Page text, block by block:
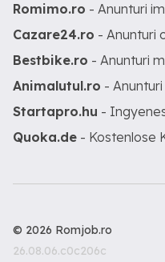
Romimo.ro - Anunturi
Cazare24.ro - Anunturi
Bestbike.ro - Anunturi
Animalutul.ro -
Startapro.hu -
Quoka.de - Kostenlose
© 2026 Romjob.ro
26.08.06.c0c206c